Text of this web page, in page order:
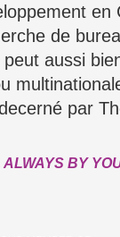
en
de
aussi
par
ALWAYS BY